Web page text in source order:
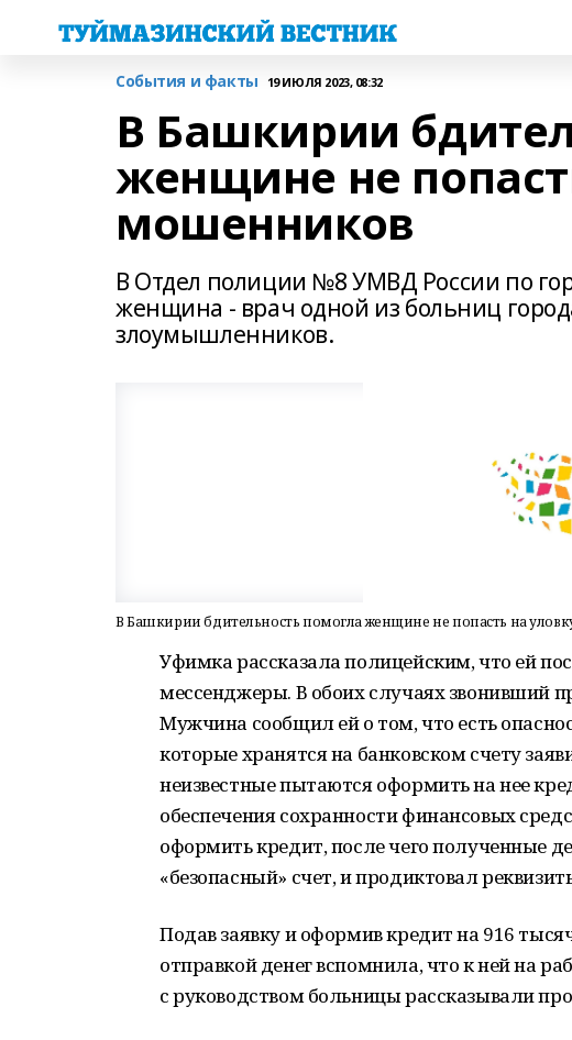
События и факты 19 ИЮЛЯ 2023, 08:32
В Башкирии
женщине не
мошенников
В Отдел полиции №8 УМВД России по
женщина - врач одной из больниц
злоумышленников.
В Башкирии бдительность помогла женщине не попасть на
Уфимка рассказала полицейским, что ей
мессенджеры. В обоих случаях звонивший
Мужчина сообщил ей о том, что есть
которые хранятся на банковском счету
неизвестные пытаются оформить на нее
обеспечения сохранности финансовых
оформить кредит, после чего полученные
«безопасный» счет, и продиктовал
Подав заявку и оформив кредит на 916
отправкой денег вспомнила, что к ней на
с руководством больницы рассказывали